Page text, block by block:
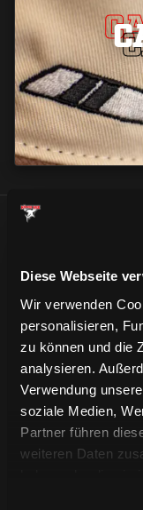
Diese Webseite
Wir verwenden
personalisieren,
zu können und die
analysieren.
Verwendung
soziale Medien,
Partner führen
weiteren Daten